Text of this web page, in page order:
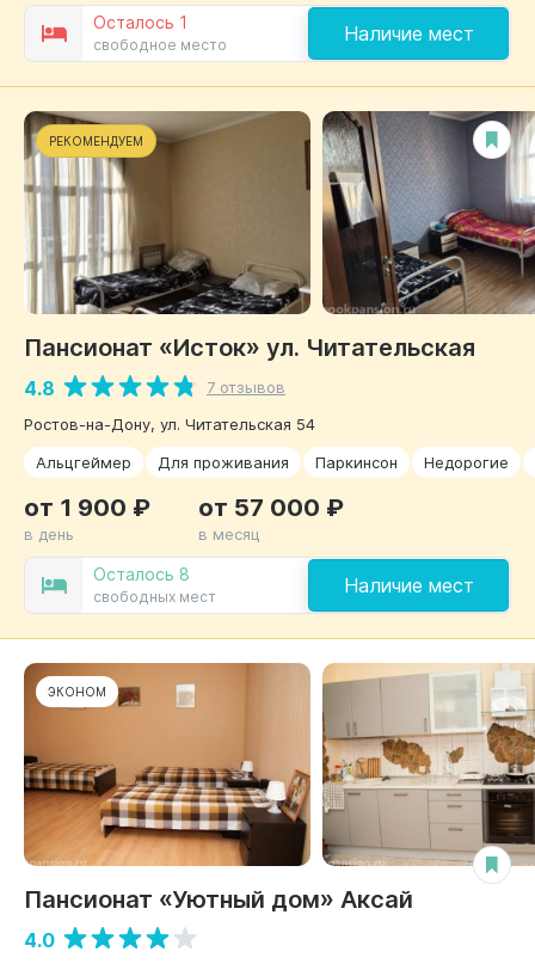
Осталось 1
свободное место Наличие мест
РЕКОМЕНДУЕМ
Пансионат «Исток» ул. Читательская
4.8
7 отзывов
Ростов-на-Дону, ул. Читательская 54
Альцгеймер
Для проживания Паркинсон Недорогие
Осталось 8
свободных мест Наличие мест
от 1 900 ₽
в день
от 57 000 ₽
в месяц
ЭКОНОМ
Пансионат «Уютный дом» Аксай
4.0